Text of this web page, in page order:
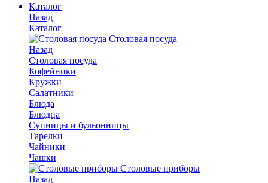
Каталог
Назад
Каталог
Столовая посуда
Назад
Столовая посуда
Кофейники
Кружки
Салатники
Блюда
Блюдца
Супницы и бульонницы
Тарелки
Чайники
Чашки
Cтоловые приборы
Назад